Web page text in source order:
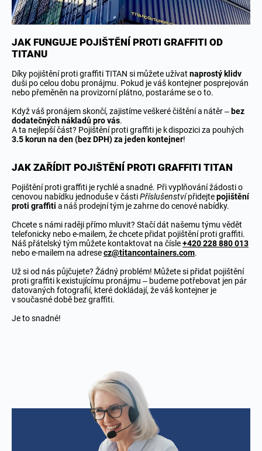
JAK FUNGUJE POJIŠTĚNÍ PROTI GRAFFITI OD
TITANU
Díky pojištění proti graffiti TITAN si můžete užívat naprostý klidv
duši po celou dobu pronájmu. Pokud je váš kontejner posprejován
nebo přeměněn na provizorní plátno, postaráme se o to.
Když váš pronájem skončí, zajistíme veškeré čištění a nátěr – bez
dodatečných nákladů pro vás.
A ta nejlepší část? Pojištění proti graffiti je k dispozici za pouhých
3.5 korun na den (bez DPH) za jeden kontejner!
JAK ZAŘÍDIT POJIŠTĚNÍ PROTI GRAFFITI TITAN
Pojištění proti graffiti je rychlé a snadné. Při vyplňování žádosti o
cenovou nabídku jednoduše v částiPříslušenstvípřidejtepojištění
proti graffiti a náš prodejní tým je zahrne do cenové nabídky.
Chcete s námi raději přímo mluvit? Stačí dát našemu týmu vědět
telefonicky nebo e-mailem, že chcete přidat pojištění proti graffiti.
Náš přátelský tým můžete kontaktovat na čísle+420 228 880 013
nebo e-mailem na adresecz@titancontainers.com.
Už si od nás půjčujete? Žádný problém! Můžete si přidat pojištění
proti graffiti k existujícímu pronájmu – budeme potřebovat jen pár
datovaných fotografií, které dokládají, že váš kontejner je
v současné době bez graffiti.
Je to snadné!